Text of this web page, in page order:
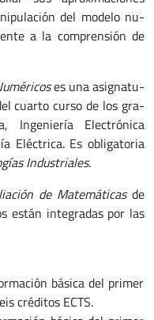
del modelo nu­
a la com­pren­sión de
es una asig­na­tu­
cuar­to cur­so de los gra­
Ingeniería Electrónica
Eléctrica. Es obligatoria
Industriales.
de Matemáticasde
están integradas por las
bá­si­ca del pri­mer
cré­di­tos ECTS.